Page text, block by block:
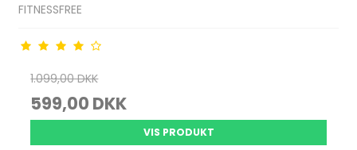
FITNESSFREE
1.099,00 DKK
599,00 DKK
VIS PRODUKT